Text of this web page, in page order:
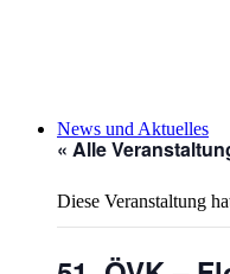
News und Aktuelles
« Alle
Diese Veranstaltung